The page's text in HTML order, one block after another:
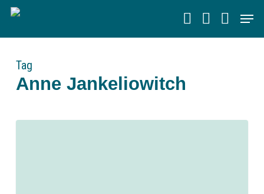
Skip
main
Tag
Anne Jankeliowitch